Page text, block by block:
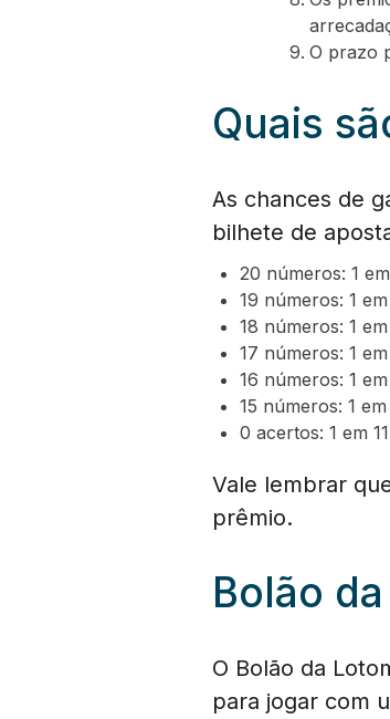
O prazo
Quais
As chances de
bilhete de
20 números: 1
19 números: 1 em
18 números: 1
17 números: 1
16 números: 1
15 números: 1 em
0 acertos: 1 em 11
Vale lembrar
prêmio.
Bolão
O Bolão da
para jogar com